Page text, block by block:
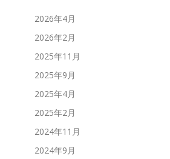
2026年4月
2026年2月
2025年11月
2025年9月
2025年4月
2025年2月
2024年11月
2024年9月